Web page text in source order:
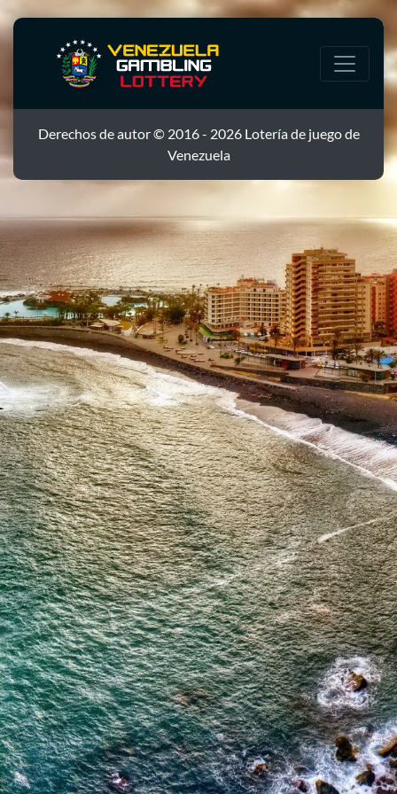
Derechos de autor © 2016 - 2026 Lotería de juego de
Venezuela